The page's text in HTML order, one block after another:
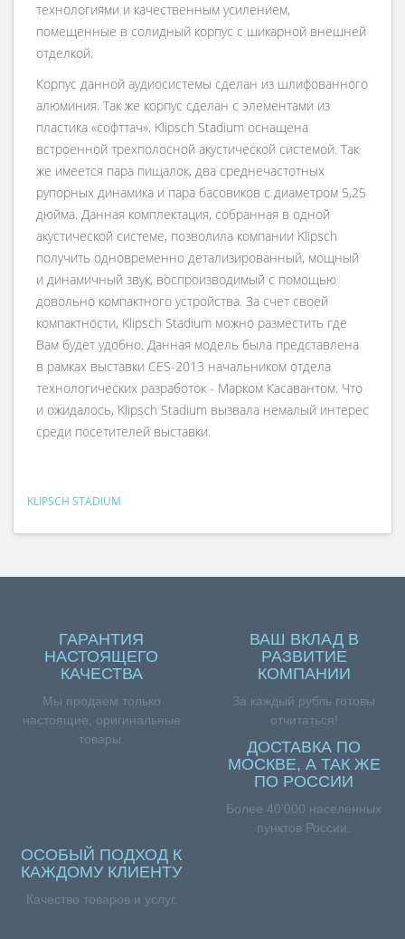
технологиями и качественным усилением,
помещенные в солидный корпус с шикарной внешней
отделкой.
Корпус данной аудиосистемы сделан из шлифованного
алюминия. Так же корпус сделан с элементами из
пластика «софттач». Klipsch Stadium оснащена
встроенной трехполосной акустической системой. Так
же имеется пара пищалок, два среднечастотных
рупорных динамика и пара басовиков с диаметром 5,25
дюйма. Данная комплектация, собранная в одной
акустической системе, позволила компании Klipsch
получить одновременно детализированный, мощный
и динамичный звук, воспроизводимый с помощью
довольно компактного устройства. За счет своей
компактности, Klipsch Stadium можно разместить где
Вам будет удобно. Данная модель была представлена
в рамках выставки CES-2013 начальником отдела
технологических разработок - Марком Касавантом. Что
и ожидалось, Klipsch Stadium вызвала немалый интерес
среди посетителей выставки.
KLIPSCH STADIUM
ГАРАНТИЯ
НАСТОЯЩЕГО
КАЧЕСТВА
Мы продаем только
настоящие, оригинальные
товары.
ВАШ ВКЛАД В
РАЗВИТИЕ
КОМПАНИИ
За каждый рубль готовы
отчитаться!
ДОСТАВКА ПО
МОСКВЕ, А ТАК ЖЕ
ПО РОССИИ
Более 40’000 населенных
пунктов России.
ОСОБЫЙ ПОДХОД К
КАЖДОМУ КЛИЕНТУ
Качество товаров и услуг.